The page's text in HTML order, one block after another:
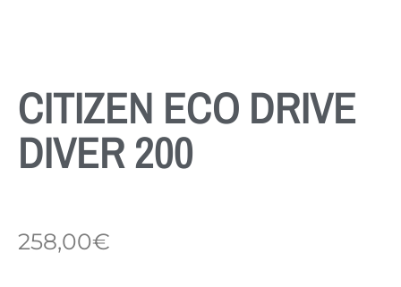
CITIZEN ECO DRIVE
DIVER 200
258,00€